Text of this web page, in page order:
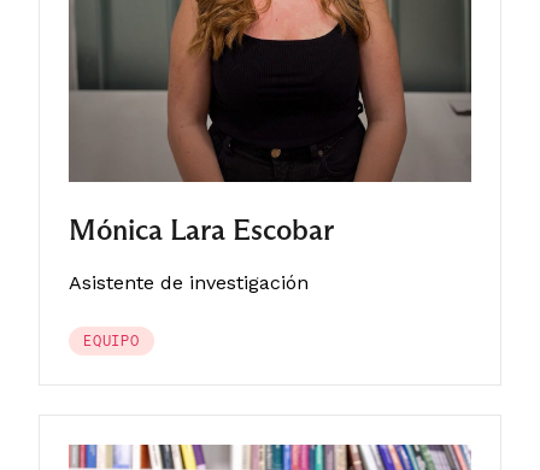
Mónica Lara Escobar
Asistente de investigación
EQUIPO